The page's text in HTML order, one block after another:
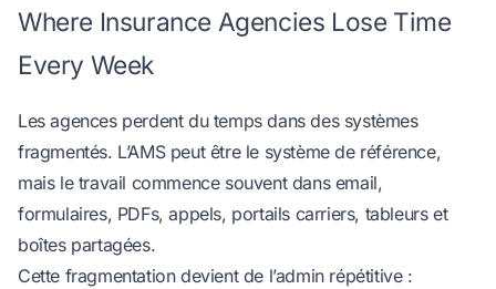
Where Insurance Agencies Lose Time
Every Week
Les agences perdent du temps dans des systèmes
fragmentés. L’AMS peut être le système de référence,
mais le travail commence souvent dans email,
formulaires, PDFs, appels, portails carriers, tableurs et
boîtes partagées.
Cette fragmentation devient de l’admin répétitive :